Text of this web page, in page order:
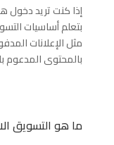
بتعلم أساسيات
مثل الإعلانات
بالمحتوى المدعوم
ما هو التسويق